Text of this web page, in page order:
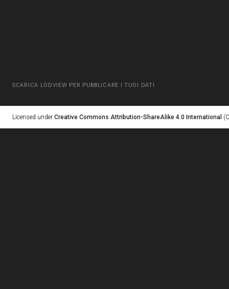
SCARICA LODVIEW PER PUBBLICARE I TUOI DATI
Licensed under Creative Commons Attribution-ShareAlike 4.0 International